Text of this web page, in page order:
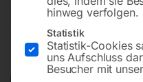
11.040,00
inkl. MwSt. zzgl.
Lieferzeit:Auf Nachfrage
hinweg verfolgen.
Statistik
Statistik-Cookies
uns Aufschluss
Besucher mit